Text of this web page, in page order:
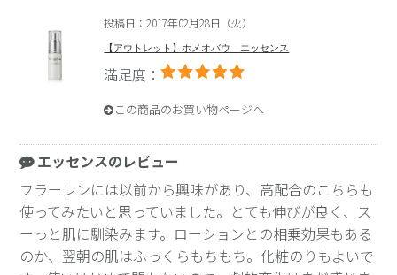
投稿日：2017年02月28日（火）
【アウトレット】ホメオバウ エッセンス
満足度：
この商品のお買い物ページへ
エッセンスのレビュー
フラーレンには以前から興味があり、高配合のこちらも
使ってみたいと思っていました。とても伸びが良く、ス
ーっと肌に馴染みます。ローションとの相乗効果もある
のか、翌朝の肌はふっくらもちもち。化粧のりもよいで